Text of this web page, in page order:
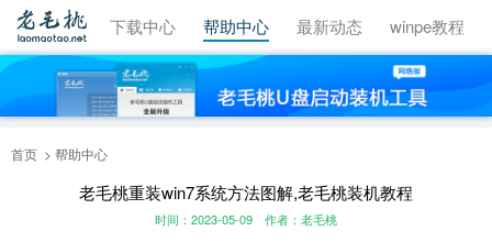
视频教程 下载中心 帮助中心 最新动态 winpe教程
首页 帮助中心
老毛桃重装win7系统方法图解,老毛桃装机教程
时间：2023-05-09 作者：老毛桃